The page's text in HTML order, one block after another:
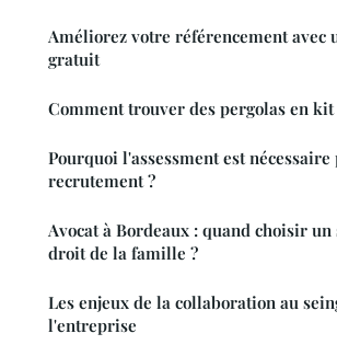
Améliorez votre référencement avec
gratuit
Comment trouver des pergolas en kit
Pourquoi l'assessment est nécessaire
recrutement ?
Avocat à Bordeaux : quand choisir
droit de la famille ?
Les enjeux de la collaboration au
l'entreprise